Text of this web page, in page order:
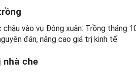
chậu vào vụ Đông xuân: Trồng tháng
đán, nâng cao giá trị kinh tế.
nhà che